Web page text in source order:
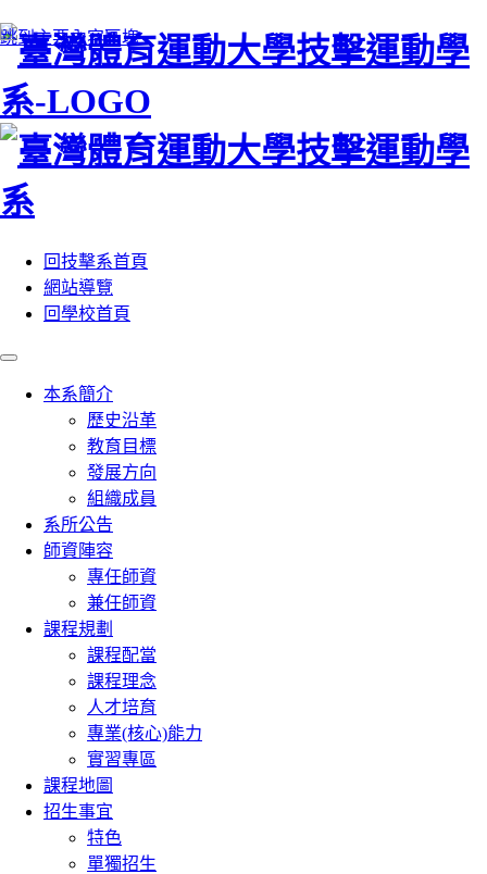
跳到主要內容區塊
:::
回技擊系首頁
網站導覽
回學校首頁
本系簡介
歷史沿革
教育目標
發展方向
組織成員
系所公告
師資陣容
專任師資
兼任師資
課程規劃
課程配當
課程理念
人才培育
專業(核心)能力
實習專區
課程地圖
招生事宜
特色
單獨招生